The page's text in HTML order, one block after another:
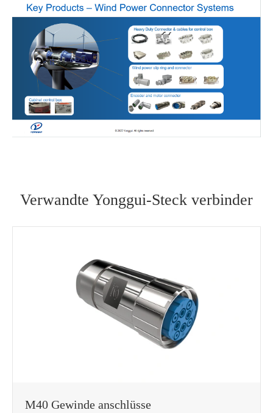
Verwandte Yonggui-Steck verbinder
M40 Gewinde anschlüsse
在线咨询